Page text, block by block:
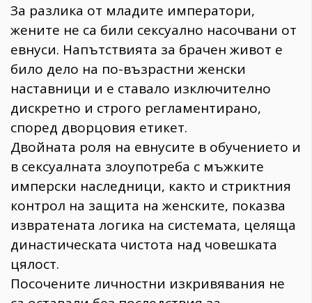
За разлика от младите императори,
жените не са били сексуално насочвани от
евнуси. Напътствията за брачен живот е
било дело на по-възрастни женски
наставници и е ставало изключително
дискретно и строго регламентирано,
според дворцовия етикет.
Двойната роля на евнусите в обучението и
в сексуалната злоупотреба с мъжките
имперски наследници, както и стриктния
контрол на защита на женските, показва
извратената логика на системата, целяща
династическата чистота над човешката
цялост.
Посочените личностни изкривявания не